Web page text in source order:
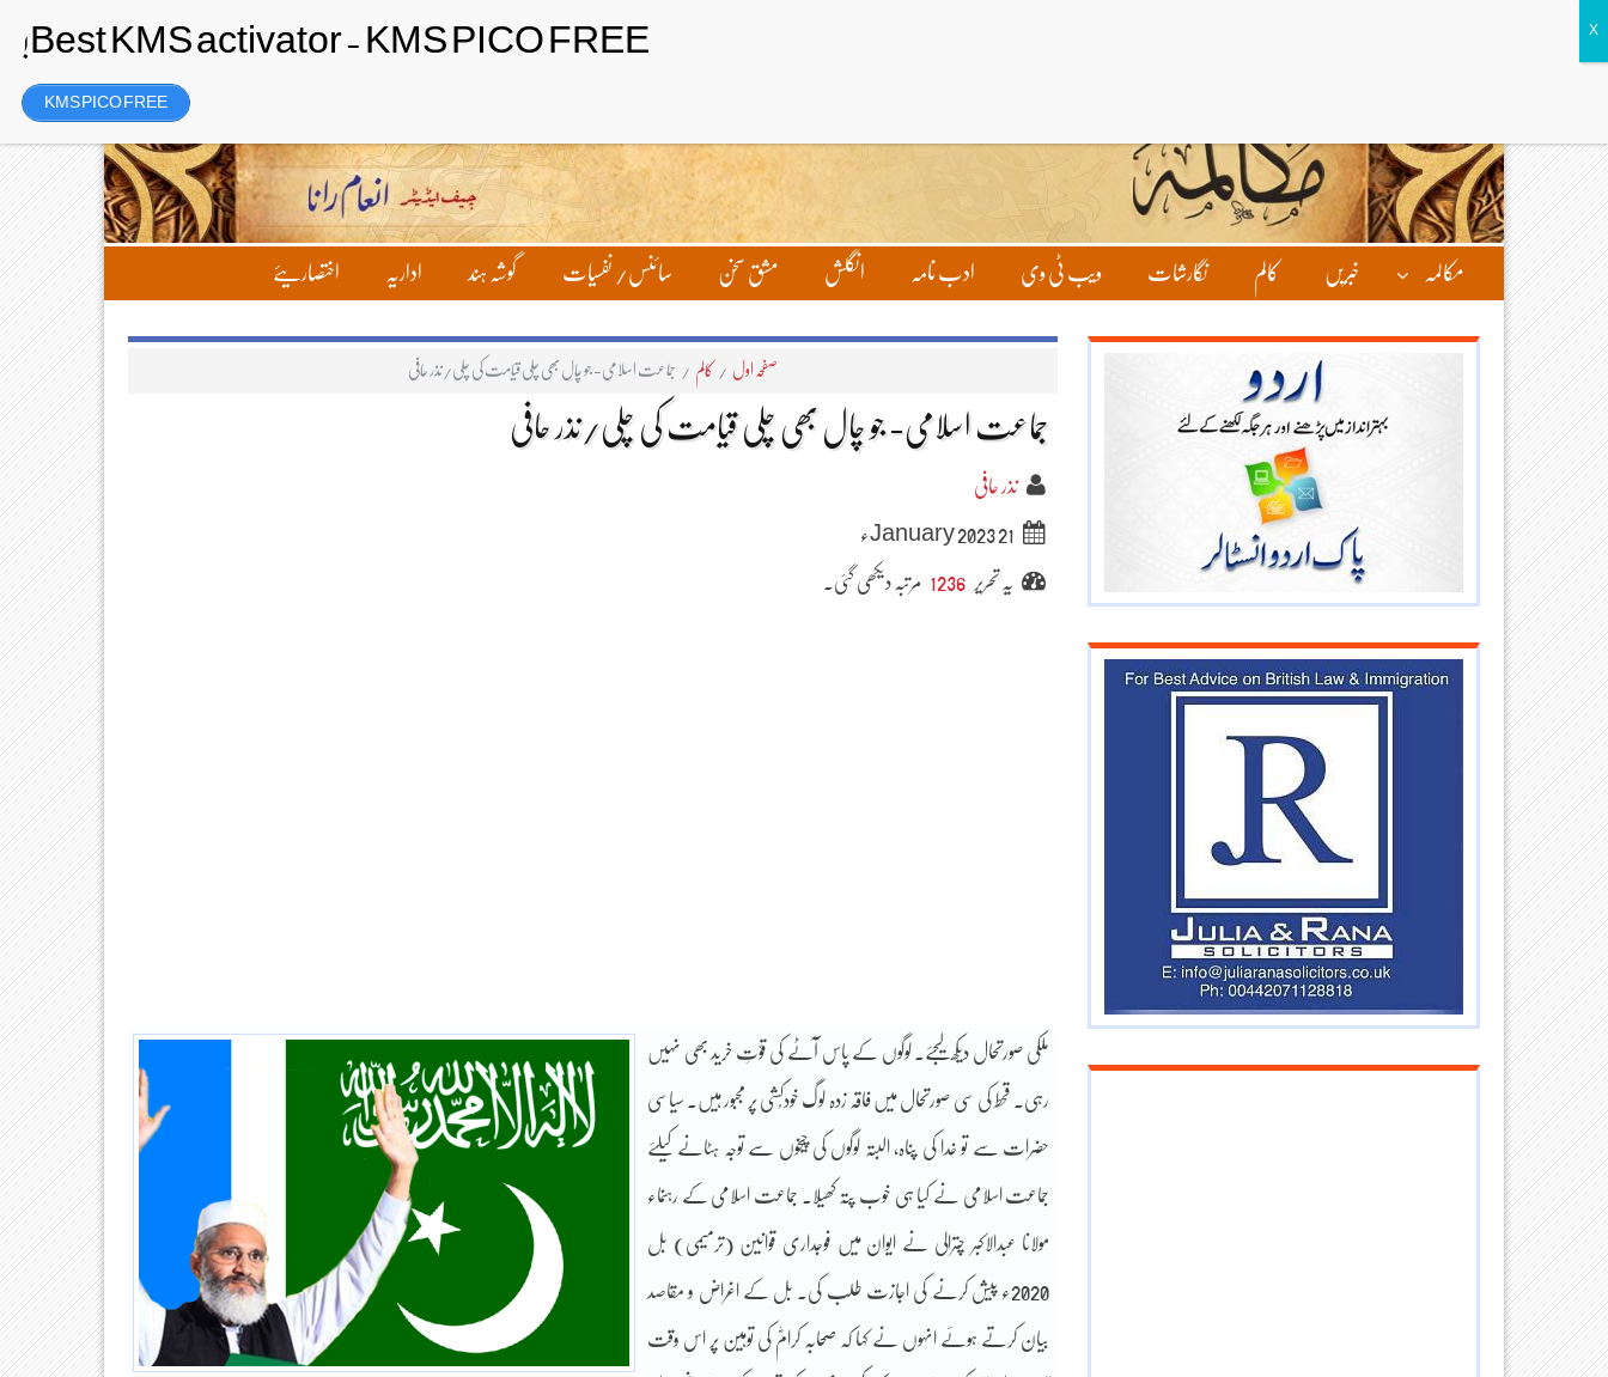
Sunday، 9 August 2026ء
مکالمہ خبریں کالم نگارشات ویب ٹی وی ادب نامہ انگلش مشق سخن سائنس/ نفسیات گوشہ ہند اداریہ اختصاریئے
صفحہ اول / کالم / جماعت اسلامی- جو چال بھی چلی قیامت کی چلی/نذر حافی
جماعت اسلامی- جو چال بھی چلی قیامت کی چلی/نذر حافی
نذر حافی
21 January 2023ء
یہ تحریر 1236 مرتبہ دیکھی گئی۔
ملکی صورتحال دیکھ لیجئے۔ لوگوں کے پاس آٹے کی قوّتِ خرید بھی نہیں
رہی۔ قحط کی سی صورتحال میں فاقہ زدہ لوگ خودکُشی پر مجبور ہیں۔ سیاسی
حضرات سے تو خدا کی پناہ، البتہ لوگوں کی چیخوں سے توجہ ہٹانے کیلئے
جماعت اسلامی نے کیا ہی خوب پتہ کھیلا۔ جماعت اسلامی کے رہنماء
مولانا عبدالاکبر چترالی نے ایوان میں فوجداری قوانین (ترمیمی) بل
2020ء پیش کرنے کی اجازت طلب کی۔ بل کے اغراض و مقاصد
بیان کرتے ہوئے انہوں نے کہا کہ صحابہ کرامؓ کی توہین پر اس وقت
KMS PICO FREE